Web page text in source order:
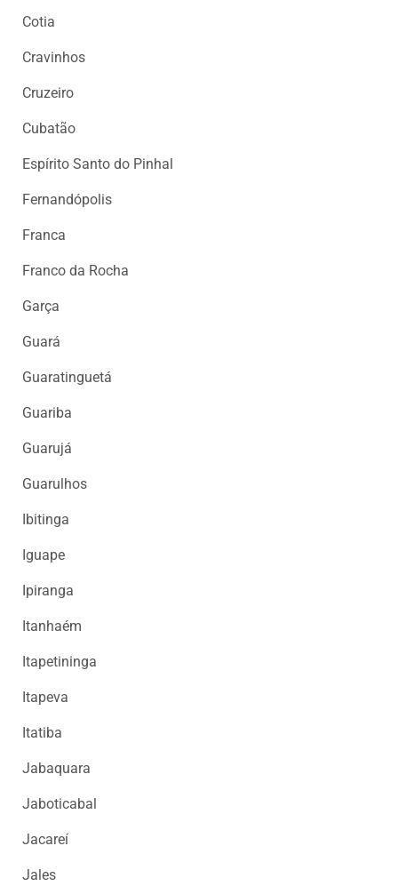
Cotia
Cravinhos
Cruzeiro
Cubatão
Espírito Santo do Pinhal
Fernandópolis
Franca
Franco da Rocha
Garça
Guará
Guaratinguetá
Guariba
Guarujá
Guarulhos
Ibitinga
Iguape
Ipiranga
Itanhaém
Itapetininga
Itapeva
Itatiba
Jabaquara
Jaboticabal
Jacareí
Jales